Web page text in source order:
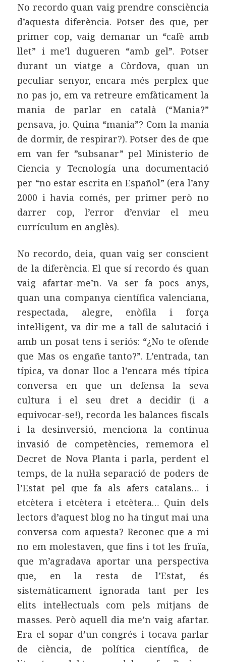
No recordo quan vaig prendre consciència
d’aquesta diferència. Potser des que, per
primer cop, vaig demanar un “cafè amb
llet” i me’l dugueren “amb gel”. Potser
durant un viatge a Còrdova, quan un
peculiar senyor, encara més perplex que
no pas jo, em va retreure emfàticament la
mania de parlar en català (“Mania?”
pensava, jo. Quina “mania”? Com la mania
de dormir, de respirar?). Potser des de que
em van fer ”subsanar” pel Ministerio de
Ciencia y Tecnología una documentació
per “no estar escrita en Español” (era l’any
2000 i havia comés, per primer però no
darrer cop, l’error d’enviar el meu
currículum en anglès).
No recordo, deia, quan vaig ser conscient
de la diferència. El que sí recordo és quan
vaig afartar-me’n. Va ser fa pocs anys,
quan una companya científica valenciana,
respectada, alegre, enòfila i força
intel·ligent, va dir-me a tall de salutació i
amb un posat tens i seriós: “¿No te ofende
que Mas os engañe tanto?”. L’entrada, tan
típica, va donar lloc a l’encara més típica
conversa en que un defensa la seva
cultura i el seu dret a decidir (i a
equivocar-se!), recorda les balances fiscals
i la desinversió, menciona la continua
invasió de competències, rememora el
Decret de Nova Planta i parla, perdent el
temps, de la nul·la separació de poders de
l’Estat pel que fa als afers catalans… i
etcètera i etcètera i etcètera… Quin dels
lectors d’aquest blog no ha tingut mai una
conversa com aquesta? Reconec que a mi
no em molestaven, que fins i tot les fruïa,
que m’agradava aportar una perspectiva
que, en la resta de l’Estat, és
sistemàticament ignorada tant per les
elits intel·lectuals com pels mitjans de
masses. Però aquell dia me’n vaig afartar.
Era el sopar d’un congrés i tocava parlar
de ciència, de política científica, de